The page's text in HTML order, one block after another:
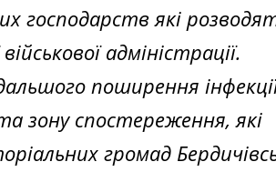
господарств які
адміністрації.
поширення
зону спостереження, які
громад